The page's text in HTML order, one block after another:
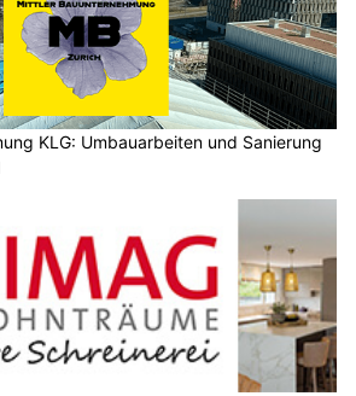
KLG: Umbauarbeiten und Sanierung